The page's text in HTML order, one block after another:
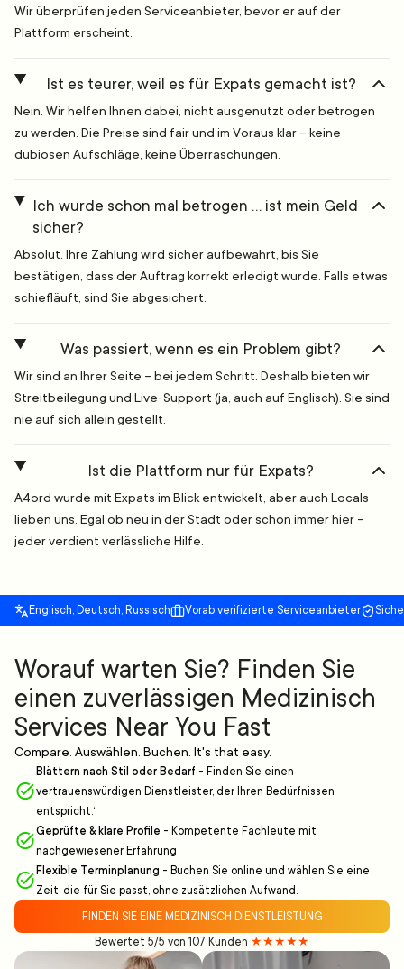
Wir überprüfen jeden Serviceanbieter, bevor er auf der
Plattform erscheint.
Ist es teurer, weil es für Expats gemacht ist?
Nein. Wir helfen Ihnen dabei, nicht ausgenutzt oder betrogen
zu werden. Die Preise sind fair und im Voraus klar – keine
dubiosen Aufschläge, keine Überraschungen.
Ich wurde schon mal betrogen … ist mein Geld
sicher?
Absolut. Ihre Zahlung wird sicher aufbewahrt, bis Sie
bestätigen, dass der Auftrag korrekt erledigt wurde. Falls etwas
schiefläuft, sind Sie abgesichert.
Was passiert, wenn es ein Problem gibt?
Wir sind an Ihrer Seite – bei jedem Schritt. Deshalb bieten wir
Streitbeilegung und Live-Support (ja, auch auf Englisch). Sie sind
nie auf sich allein gestellt.
Ist die Plattform nur für Expats?
A4ord wurde mit Expats im Blick entwickelt, aber auch Locals
lieben uns. Egal ob neu in der Stadt oder schon immer hier –
jeder verdient verlässliche Hilfe.
Englisch, Deutsch, Russisch Vorab verifizierte Serviceanbieter
Worauf warten Sie? Finden Sie
einen zuverlässigen Medizinisch
Services Near You Fast
Compare. Auswählen. Buchen. It's that easy.
Blättern nach Stil oder Bedarf - Finden Sie einen
vertrauenswürdigen Dienstleister, der Ihren Bedürfnissen
entspricht.“
Geprüfte & klare Profile - Kompetente Fachleute mit
nachgewiesener Erfahrung
Flexible Terminplanung - Buchen Sie online und wählen Sie eine
Zeit, die für Sie passt, ohne zusätzlichen Aufwand.
FINDEN SIE EINE MEDIZINISCH DIENSTLEISTUNG
Bewertet 5/5 von 107 Kunden ★★★★★